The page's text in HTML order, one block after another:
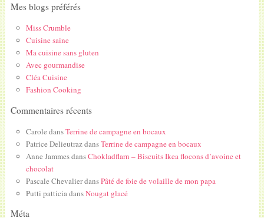
Mes blogs préférés
Miss Crumble
Cuisine saine
Ma cuisine sans gluten
Avec gourmandise
Cléa Cuisine
Fashion Cooking
Commentaires récents
Carole dansTerrine de campagne en bocaux
Patrice DelieutrazdansTerrine de campagne en bocaux
Anne JammesdansChokladflarn – Biscuits Ikea flocons d’avoine et
chocolat
Pascale ChevalierdansPâté de foie de volaille de mon papa
Putti patticiadansNougat glacé
Méta